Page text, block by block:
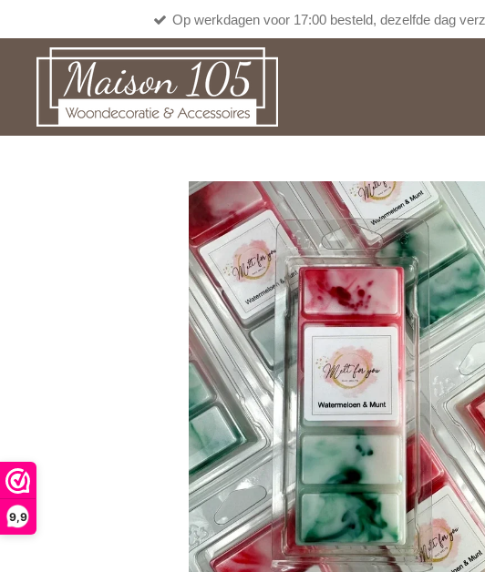
9,9
hoofdinhoud
Op werkdagen voor 17:00 besteld, dezelfde dag